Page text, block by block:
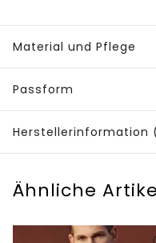
Material und Pflege
Passform
Herstellerinformation
Ähnliche